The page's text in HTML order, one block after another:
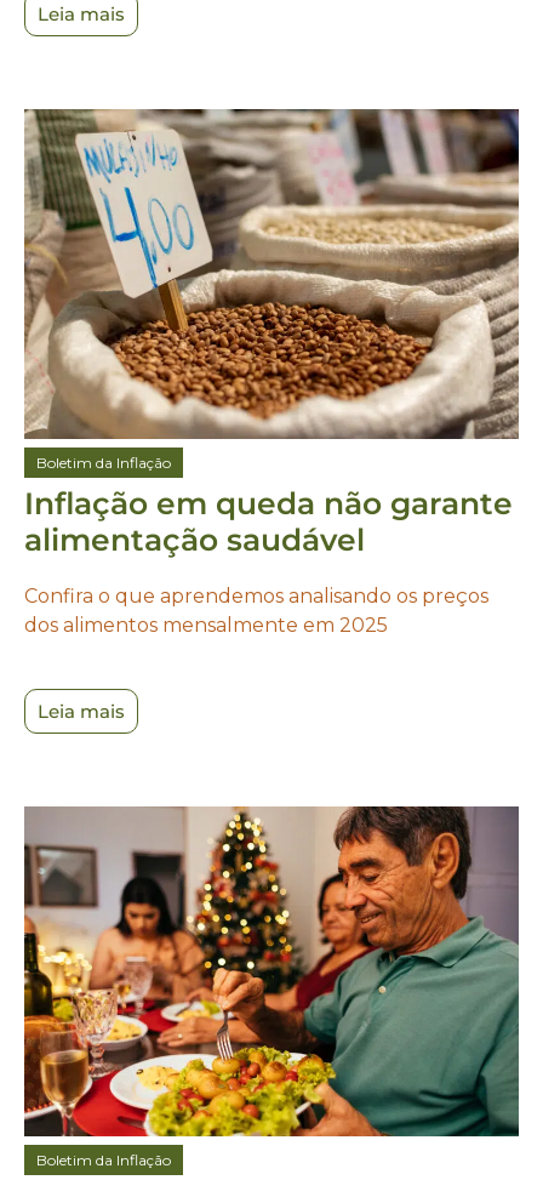
Leia mais
Boletim da Inflação
Inflação em queda não garante
alimentação saudável
Confira o que aprendemos analisando os preços
dos alimentos mensalmente em 2025
Leia mais
Boletim da Inflação